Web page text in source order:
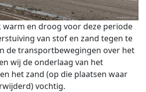
en droog voor deze periode
van stof en zand tegen te
de transportbewegingen over het
wij de onderlaag van het
het zand (op die plaatsen waar
vochtig.